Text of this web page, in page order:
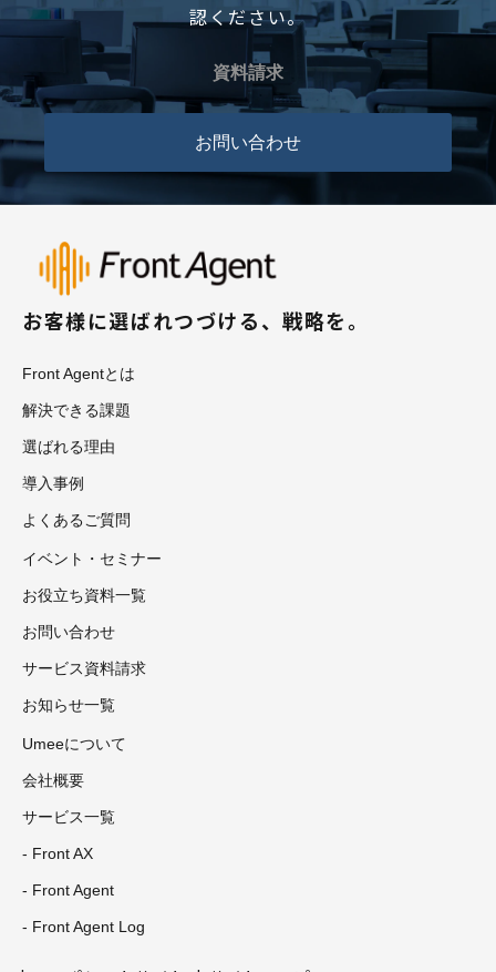
認ください。
資料請求
お問い合わせ
お客様に選ばれつづける、戦略を。
Front Agentとは
解決できる課題
選ばれる理由
導入事例
よくあるご質問
イベント・セミナー
お役立ち資料一覧
お問い合わせ
サービス資料請求
お知らせ一覧
Umeeについて
会社概要
サービス一覧
- Front AX
- Front Agent
- Front Agent Log